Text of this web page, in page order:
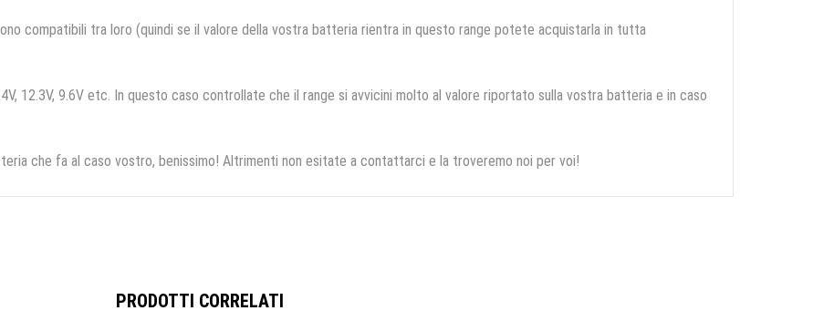
compatibili tra loro (quindi se il valore della vostra batteria rientra in questo range potete acquistarla in tutta
12.3V, 9.6V etc. In questo caso controllate che il range si avvicini molto al valore riportato sulla vostra batteria e in caso
che fa al caso vostro, benissimo! Altrimenti non esitate a contattarci e la troveremo noi per voi!
PRODOTTI CORRELATI